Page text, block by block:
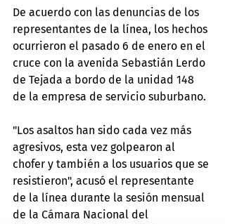
De acuerdo con las denuncias de los
representantes de la línea, los hechos
ocurrieron el pasado 6 de enero en el
cruce con la avenida Sebastián Lerdo
de Tejada a bordo de la unidad 148
de la empresa de servicio suburbano.
"Los asaltos han sido cada vez más
agresivos, esta vez golpearon al
chofer y también a los usuarios que se
resistieron", acusó el representante
de la línea durante la sesión mensual
de la Cámara Nacional del